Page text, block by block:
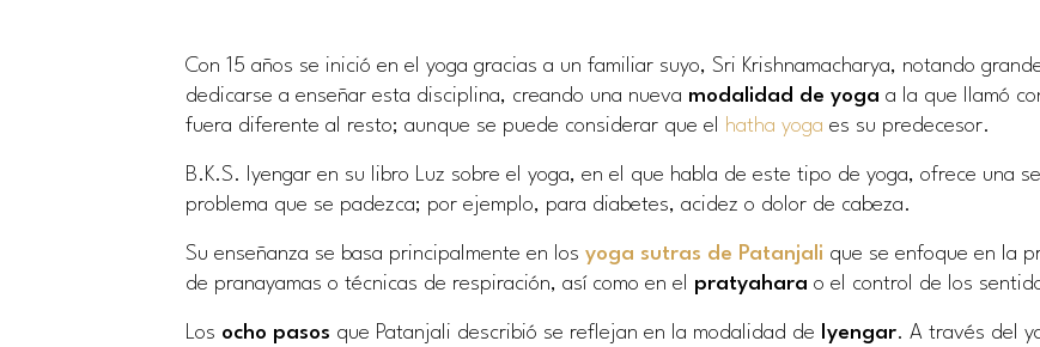
Con 15 años se inició en el yoga gracias a un familiar suyo, Sri Krishnamacharya, notando
dedicarse a enseñar esta disciplina, creando una nueva modalidad de yoga a la que llamó
fuera diferente al resto; aunque se puede considerar que el
hatha yoga es su predecesor.
B.K.S. Iyengar en su libro Luz sobre el yoga, en el que habla de este tipo de yoga, ofrece una
problema que se padezca; por ejemplo, para diabetes, acidez o dolor de cabeza.
Su enseñanza se basa principalmente en los yoga sutras de Patanjali que se enfoque en la
de pranayamas o técnicas de respiración, así como en el pratyahara o el control de los
Los ocho pasos que Patanjali describió se reflejan en la modalidad de Iyengar. A través del